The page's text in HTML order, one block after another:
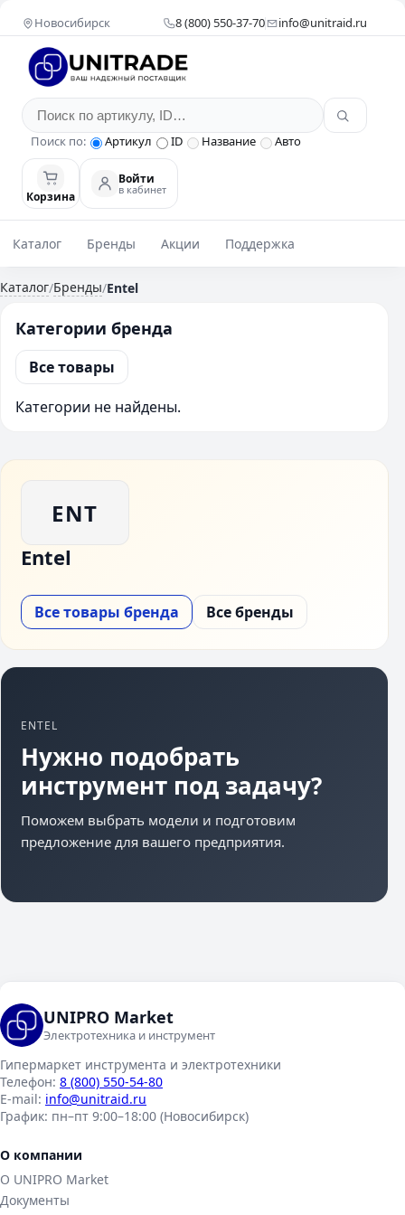
Новосибирск 8 (800) 550-37-70 info@unitraid.ru
Поиск по: Артикул ID Название Авто
Корзина
Войти
в кабинет
Каталог Бренды Акции Поддержка
Каталог/Бренды/Entel
Категории бренда
Все товары
Категории не найдены.
ENT
Entel
Все товары бренда Все бренды
ENTEL
Нужно подобрать
инструмент под задачу?
Поможем выбрать модели и подготовим
предложение для вашего предприятия.
UNIPRO Market
Электротехника и инструмент
Гипермаркет инструмента и электротехники
Телефон: 8 (800) 550-54-80
E-mail: info@unitraid.ru
График: пн–пт 9:00–18:00 (Новосибирск)
О компании
О UNIPRO Market
Документы